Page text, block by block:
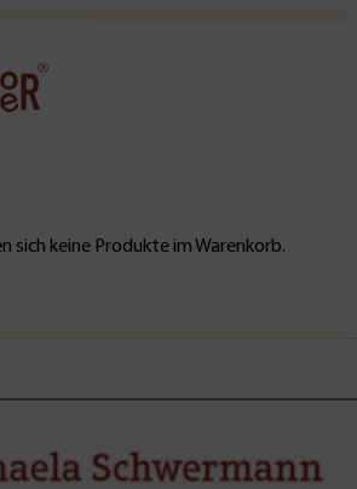
sich keine Produkte im Warenkorb.